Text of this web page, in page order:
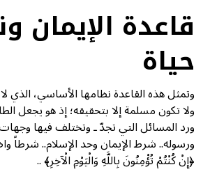
قاعدة الإيمان
حياة
وتمثل هذه القاعدة نظامها الأساسي، الذي
ولا تكون مسلمة إلا بتحقيقه؛ إذ هو يجعل
ورد المسائل التي تجدّ ـ وتختلف فيها وجهات
ورسوله.. شرط الإيمان وحد الإسلام.. شرطاً
﴿إِنْ كُنْتُمْ تُؤْمِنُونَ بِاللَّهِ وَالْيَوْمِ الْآخِرِ﴾ ..